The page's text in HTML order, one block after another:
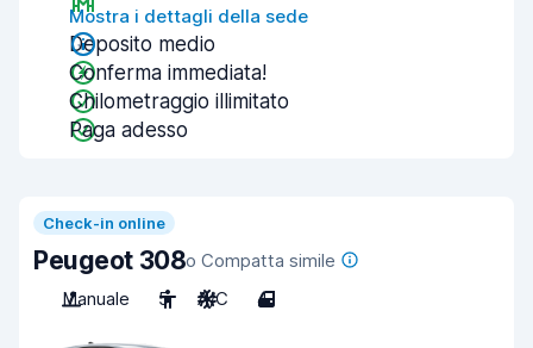
Mostra i dettagli della sede
Deposito medio
Conferma immediata!
Chilometraggio illimitato
Paga adesso
Check-in online
Peugeot 308o Compatta simile
Manuale
5 A/C 4